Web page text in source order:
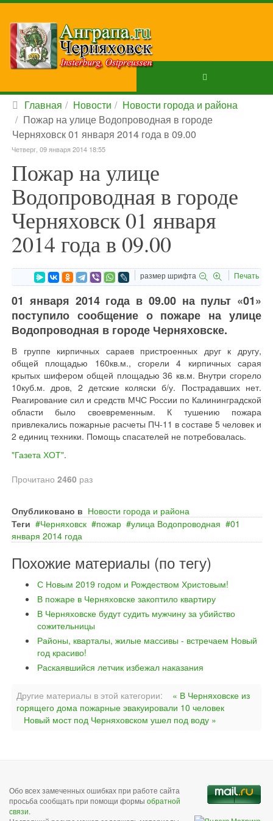
Главная Новости
Новости города и района
Пожар на улице Водопроводная в городе
Черняховск 01 января 2014 года в 09.00
Четверг, 09 января 2014 18:55
Пожар на улице
Водопроводная в городе
Черняховск 01 января
2014 года в 09.00
размер шрифта Печать
01 января 2014 года в 09.00 на пульт «01»
поступило сообщение о пожаре на улице
Водопроводная в городе Черняховске.
В группе кирпичных сараев пристроенных друг к другу,
общей площадью 160кв.м., сгорели 4 кирпичных сарая
крытых шифером общей площадью 36 кв.м. Внутри сгорело
10куб.м. дров, 2 детские коляски б/у. Пострадавших нет.
Реагирование сил и средств МЧС России по Калининградской
области было своевременным. К тушению пожара
привлекались пожарные расчеты ПЧ-11 в составе 5 человек и
2 единиц техники. Помощь спасателей не потребовалась.
"Газета ХОТ".
Прочитано 2460 раз
Опубликовано в Новости города и района
Теги
Черняховск пожар улица Водопроводная
01
января 2014 года
Похожие материалы (по тегу)
С Новым 2019 годом и Рождеством Христовым!
В пожаре в Черняховске закоптило квартиру
В Черняховске будут судить мужчину за убийство
сожительницы
Районы, кварталы, жилые массивы - встречаем Новый
год красиво!
Раскаявшийся летчик избежал наказания
Другие материалы в этой категории:
« В Черняховске из
горящего дома пожарные эвакуировали 10 человек
Новый мост под Черняховском ушел под воду »
Обо всех замеченных ошибках при работе сайта
просьба сообщать при помощи формы обратной
связи.